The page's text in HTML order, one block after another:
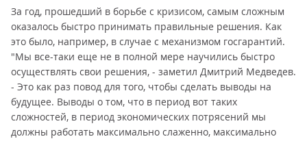
За год, прошедший в борьбе с кризисом, самым сложным
оказалось быстро принимать правильные решения. Как
это было, например, в случае с механизмом госгарантий.
"Мы все-таки еще не в полной мере научились быстро
осуществлять свои решения, - заметил Дмитрий Медведев.
- Это как раз повод для того, чтобы сделать выводы на
будущее. Выводы о том, что в период вот таких
сложностей, в период экономических потрясений мы
должны работать максимально слаженно, максимально